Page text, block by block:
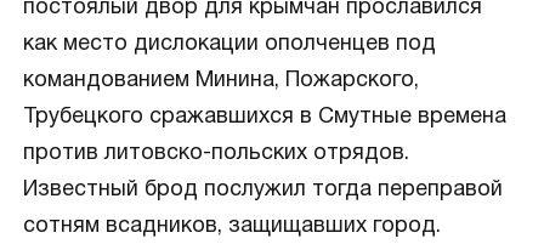
постоялый двор для крымчан прославился
как место дислокации ополченцев под
командованием Минина, Пожарского,
Трубецкого сражавшихся в Смутные времена
против литовско-польских отрядов.
Известный брод послужил тогда переправой
сотням всадников, защищавших город.